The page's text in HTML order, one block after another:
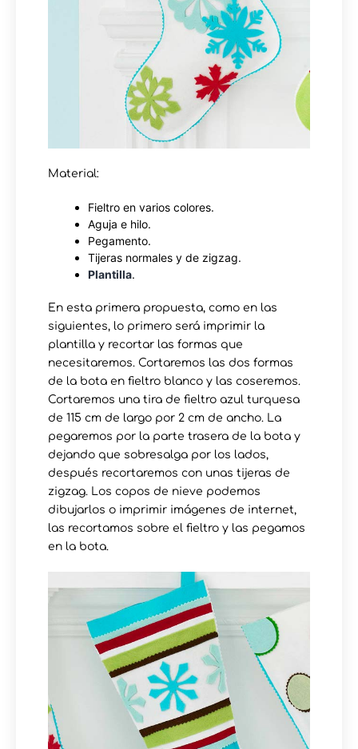
Material:
Fieltro en varios colores.
Aguja e hilo.
Pegamento.
Tijeras normales y de zigzag.
Plantilla.
En esta primera propuesta, como en las
siguientes, lo primero será imprimir la
plantilla y recortar las formas que
necesitaremos. Cortaremos las dos formas
de la bota en fieltro blanco y las coseremos.
Cortaremos una tira de fieltro azul turquesa
de 115 cm de largo por 2 cm de ancho. La
pegaremos por la parte trasera de la bota y
dejando que sobresalga por los lados,
después recortaremos con unas tijeras de
zigzag. Los copos de nieve podemos
dibujarlos o imprimir imágenes de internet,
las recortamos sobre el fieltro y las pegamos
en la bota.